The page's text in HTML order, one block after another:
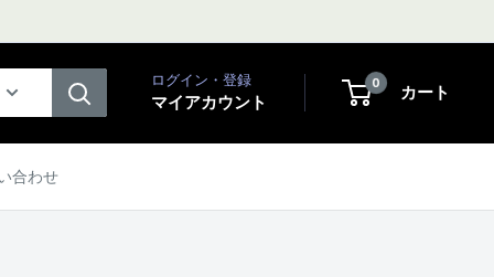
ログイン・登録
マイアカウント
0 カート
合わせ